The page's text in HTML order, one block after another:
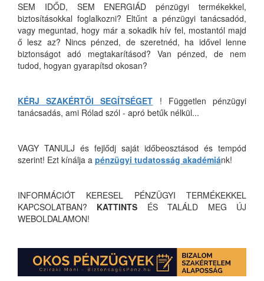
SEM IDŐD, SEM ENERGIÁD pénzügyi termékekkel,
biztosításokkal foglalkozni? Eltűnt a pénzügyi tanácsadód,
vagy meguntad, hogy már a sokadik hív fel, mostantól majd
ő lesz az? Nincs pénzed, de szeretnéd, ha idővel lenne
biztonságot adó megtakarításod? Van pénzed, de nem
tudod, hogyan gyarapítsd okosan?
KÉRJ SZAKÉRTŐI SEGÍTSÉGET ! Független pénzügyi
tanácsadás, ami Rólad szól - apró betűk nélkül...
VAGY TANULJ és fejlődj saját időbeosztásod és tempód
szerint! Ezt kínálja a pénzügyi tudatosság akadémiánk!
INFORMÁCIÓT KERESEL PÉNZÜGYI TERMÉKEKKEL
KAPCSOLATBAN? KATTINTS ÉS TALÁLD MEG ÚJ
WEBOLDALAMON!